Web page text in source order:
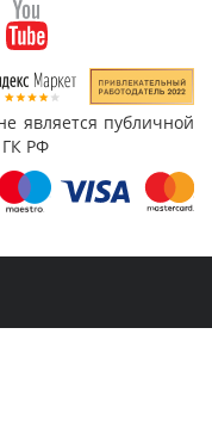
является публичной
ГК РФ